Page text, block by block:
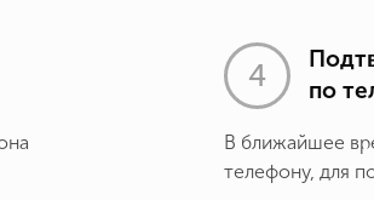
по
В ближайшее
телефону, для